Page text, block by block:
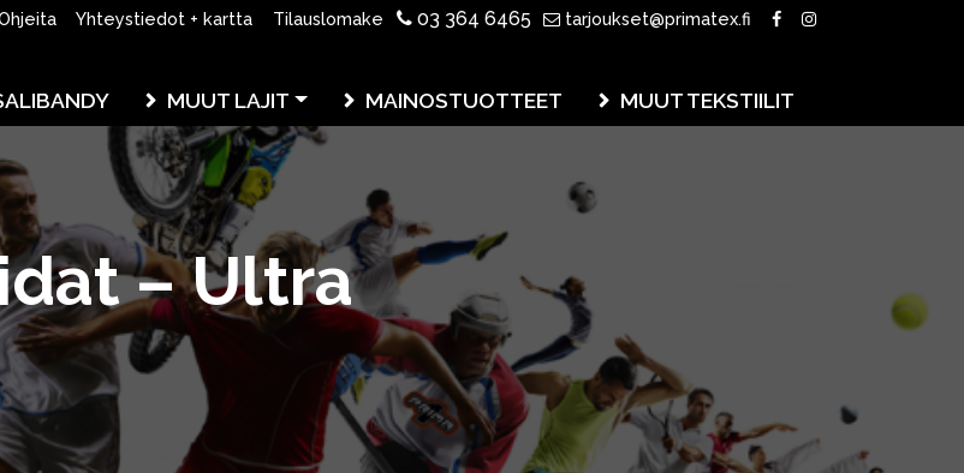
Yhteystiedot + kartta Tilauslomake 03 364 6465 tarjoukset@primatex.fi
MUUT LAJIT MAINOSTUOTTEET MUUT TEKSTIILIT
– Ultra